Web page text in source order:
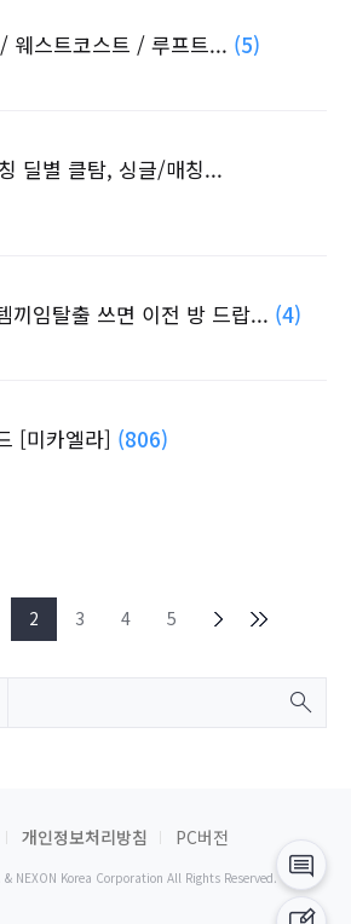
웨스트코스트 / 루프트... (5)
딜별 클탐, 싱글/매칭...
끼임탈출 쓰면 이전 방 드랍... (4)
[미카엘라] (806)
2 3 4 5
개인정보처리방침 PC버전
NEXON Korea Corporation All Rights Reserved.